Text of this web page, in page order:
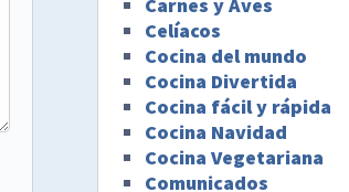
Celíacos
Cocina del mundo
Cocina Divertida
Cocina fácil y rápida
Cocina Navidad
Cocina Vegetariana
Comunicados